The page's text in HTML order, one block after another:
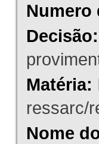
Numero
Decisão:
Matéria:
ressarc/
Nome